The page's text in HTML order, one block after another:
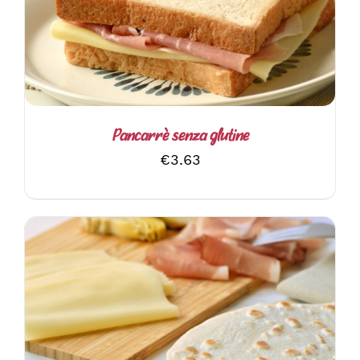
Pancarrè senza glutine
€3.63
AGGIUNGI AL CARRELLO / DETTAGLI